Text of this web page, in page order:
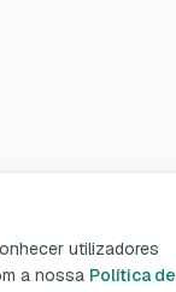
utilizadores
a nossa Política de